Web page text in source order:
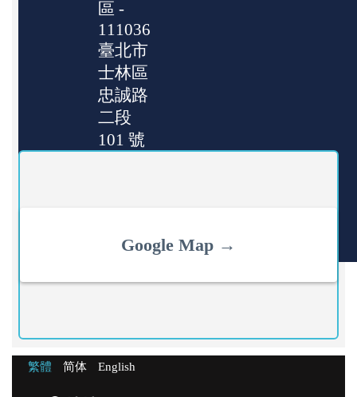
區 -
111036
臺北市
士林區
忠誠路
二段
101 號
Google Map →
繁體 简体 English